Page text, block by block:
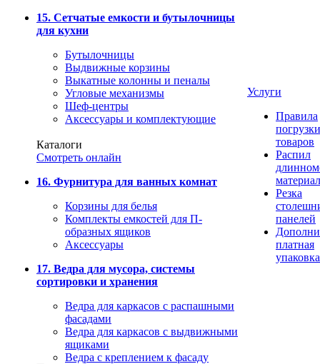
15. Сетчатые емкости и бутылочницы
для кухни
Бутылочницы
Выдвижные корзины
Выкатные колонны и пеналы
Угловые механизмы
Шеф-центры
Аксессуары и комплектующие
Каталоги
Смотреть онлайн
16. Фурнитура для ванных комнат
Корзины для белья
Комплекты емкостей для П-
образных ящиков
Аксессуары
17. Ведра для мусора, системы
сортировки и хранения
Ведра для каркасов с распашными
фасадами
Ведра для каркасов с выдвижными
ящиками
Ведра с креплением к фасаду
Услуги
Правила
погрузки
товаров
Распил
Резка
панелей
платная
упаковка